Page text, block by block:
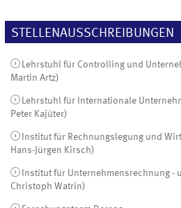
STELLENAUSSCHREIBUNGEN
Lehrstuhl für Controlling und
Martin Artz)
Lehrstuhl für Internationale
Peter Kajüter)
Institut für Rechnungslegung und
Hans-Jürgen Kirsch)
Institut für Unternehmensrechnung -
Christoph Watrin)